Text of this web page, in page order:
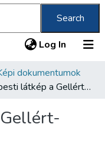
Search
Log In (current)
dokumentumok
[Budapesti látkép a Gellért-hegyről]